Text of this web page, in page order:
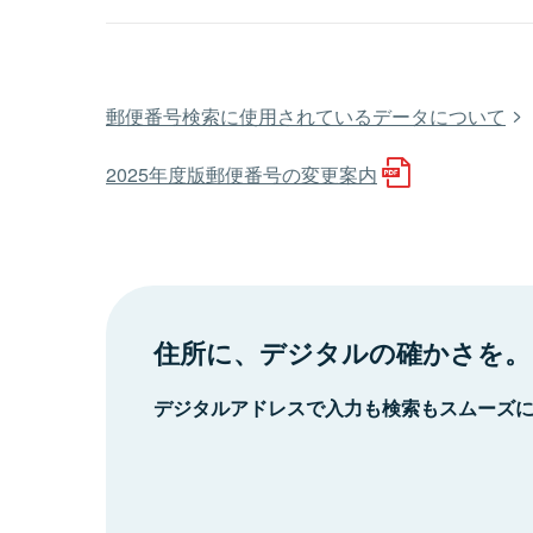
郵便番号検索に使用されているデータについて
2025年度版郵便番号の変更案内
住所に、デジタルの確かさを。
デジタルアドレスで入力も検索もスムーズ